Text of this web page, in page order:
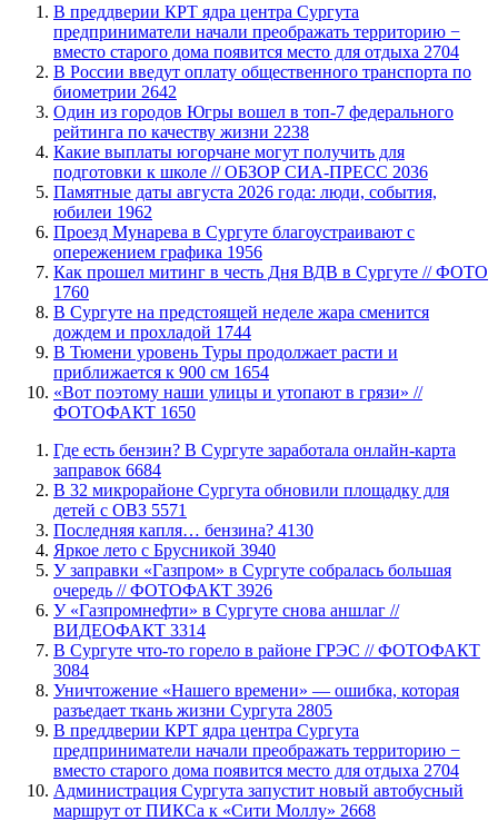
​В преддверии КРТ ядра центра Сургута
предприниматели начали преображать территорию −
вместо старого дома появится место для отдыха 2704
В России введут оплату общественного транспорта по
биометрии 2642
Один из городов Югры вошел в топ-7 федерального
рейтинга по качеству жизни 2238
Какие выплаты югорчане могут получить для
подготовки к школе // ОБЗОР СИА-ПРЕСС 2036
​Памятные даты августа 2026 года: люди, события,
юбилеи 1962
​Проезд Мунарева в Сургуте благоустраивают с
опережением графика 1956
Как прошел митинг в честь Дня ВДВ в Сургуте // ФОТО
1760
В Сургуте на предстоящей неделе жара сменится
дождем и прохладой 1744
В Тюмени уровень Туры продолжает расти и
приближается к 900 см 1654
«Вот поэтому наши улицы и утопают в грязи» //
ФОТОФАКТ 1650
​Где есть бензин? В Сургуте заработала онлайн-карта
заправок 6684
В 32 микрорайоне Сургута обновили площадку для
детей с ОВЗ 5571
​Последняя капля… бензина? 4130
Яркое лето с Брусникой 3940
​У заправки «Газпром» в Сургуте собралась большая
очередь // ФОТОФАКТ 3926
У «Газпромнефти» в Сургуте снова аншлаг //
ВИДЕОФАКТ 3314
​В Сургуте что-то горело в районе ГРЭС // ФОТОФАКТ
3084
​Уничтожение «Нашего времени» — ошибка, которая
разъедает ткань жизни Сургута 2805
​В преддверии КРТ ядра центра Сургута
предприниматели начали преображать территорию −
вместо старого дома появится место для отдыха 2704
​Администрация Сургута запустит новый автобусный
маршрут от ПИКСа к «Сити Моллу» 2668